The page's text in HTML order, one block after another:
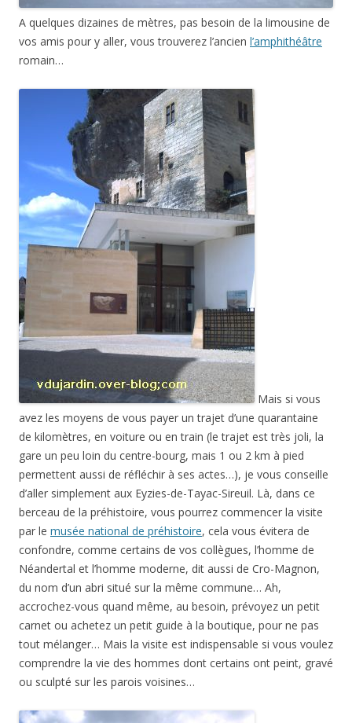
A quelques dizaines de mètres, pas besoin de la limousine de
vos amis pour y aller, vous trouverez l’ancien l’amphithéâtre
romain…
Mais si vous
avez les moyens de vous payer un trajet d’une quarantaine
de kilomètres, en voiture ou en train (le trajet est très joli, la
gare un peu loin du centre-bourg, mais 1 ou 2 km à pied
permettent aussi de réfléchir à ses actes…), je vous conseille
d’aller simplement aux Eyzies-de-Tayac-Sireuil. Là, dans ce
berceau de la préhistoire, vous pourrez commencer la visite
par le musée national de préhistoire, cela vous évitera de
confondre, comme certains de vos collègues, l’homme de
Néandertal et l’homme moderne, dit aussi de Cro-Magnon,
du nom d’un abri situé sur la même commune… Ah,
accrochez-vous quand même, au besoin, prévoyez un petit
carnet ou achetez un petit guide à la boutique, pour ne pas
tout mélanger… Mais la visite est indispensable si vous voulez
comprendre la vie des hommes dont certains ont peint, gravé
ou sculpté sur les parois voisines…